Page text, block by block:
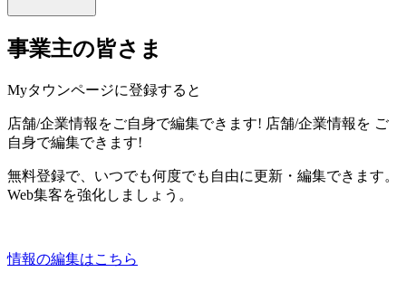
事業主の皆さま
Myタウンページに登録すると
店舗/企業情報をご自身で編集できます! 店舗/企業情報を ご
自身で編集できます!
無料登録で、いつでも何度でも自由に更新・編集できます。
Web集客を強化しましょう。
情報の編集はこちら